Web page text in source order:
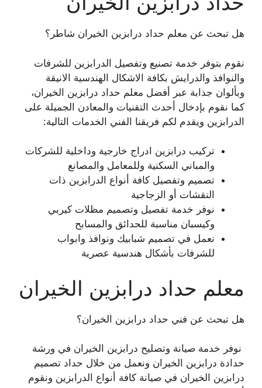
هل تبحث عن معلم حداد درابزين الخيران شاطر؟
نقوم بتوفر خدمة تصنيع وتفصيل الدرابزين للشرفات
والنوافذ والدرايش بكافة الاشكال الهندسية الانيقة
وبألوان جذابة عبر أفضل معلم حداد درابزين الخيران،
كما نقوم بإدخال أحدث التقنيات والمعادن الجميلة على
الدرابزين ويقدم لكم فريقنا الفني الخدمات التالية:
تركيب درابزين ادراج خارجية وداخلية للشركات
والمباني السكنية وللمعامل والمصانع
تصميم وتفصيل كافة أنواع الدرابزين ذات
النقشات أو الزجاجية
نوفر خدمة تفصيل وتصميم مظلات كيربي
وكيسبان مناسبة للحدائق والمسابح
نعمل في تصميم شبابيك ونوافذ وابواب
للشرفات بأشكال هندسية عصرية
معلم حداد درابزين الخيران
هل تبحث عن فني حداد درابزين الخيران؟
نوفر خدمة صيانة وتصليح درابزين الخيران في ورشة
حدادة درابزين الخيران ونعمل من خلال حداد تصميم
درابزين الخيران في صيانة كافة أنواع الدرابزين ونقوم